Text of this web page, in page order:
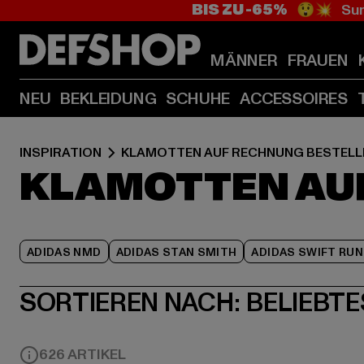
BIS ZU -65% 😲💥
MÄNNER FRAUEN
NEU BEKLEIDUNG SCHUHE ACCESSOIRES
INSPIRATION KLAMOTTEN AUF RECHNUNG
KLAMOTTEN
ADIDAS NMD ADIDAS STAN SMITH ADIDAS SWIFT RUN
SORTIEREN NACH:
626 ARTIKEL